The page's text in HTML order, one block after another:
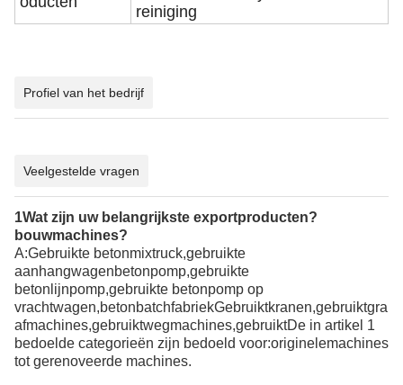
reiniging
Profiel van het bedrijf
Veelgestelde vragen
1Wat zijn uw belangrijkste exportproducten?
bouwmachines?
A:Gebruikte betonmixtruck,gebruikte
aanhangwagenbetonpomp,gebruikte
betonlijnpomp,gebruikte betonpomp op
vrachtwagen,betonbatchfabriekGebruiktkranen,gebruiktgra
afmachines,gebruiktwegmachines,gebruiktDe in artikel 1
bedoelde categorieën zijn bedoeld voor:originelemachines
tot gerenoveerde machines.